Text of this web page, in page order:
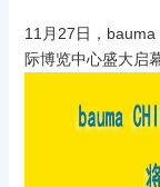
11月27日，bauma
际博览中心盛大启幕